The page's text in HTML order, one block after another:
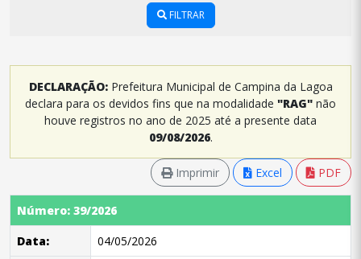
FILTRAR
DECLARAÇÃO:Prefeitura Municipal de Campina da Lagoa
declara para os devidos fins que na modalidade "RAG" não
houve registros no ano de 2025 até a presente data
09/08/2026.
Imprimir Excel PDF
Número: 39/2026
Data:
04/05/2026